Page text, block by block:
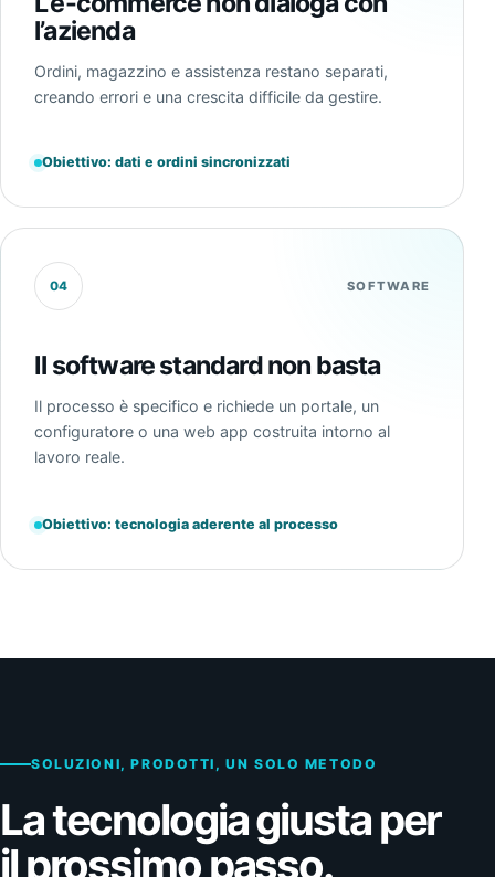
l’azienda
Ordini, magazzino e assistenza restano separati,
creando errori e una crescita difficile da gestire.
Obiettivo: dati e ordini sincronizzati
04 SOFTWARE
Il software standard non basta
Il processo è specifico e richiede un portale, un
configuratore o una web app costruita intorno al
lavoro reale.
Obiettivo: tecnologia aderente al processo
SOLUZIONI, PRODOTTI, UN SOLO METODO
La tecnologia giusta per
il prossimo passo.